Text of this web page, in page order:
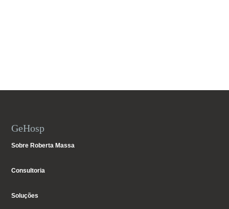
GeHosp
Sobre Roberta Massa
Consultoria
Soluções